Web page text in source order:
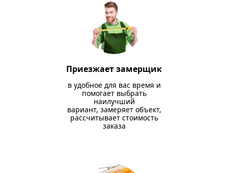
Приезжает замерщик
в удобное для вас время и
помогает выбрать
наилучший
вариант, замеряет объект,
рассчитывает стоимость
заказа